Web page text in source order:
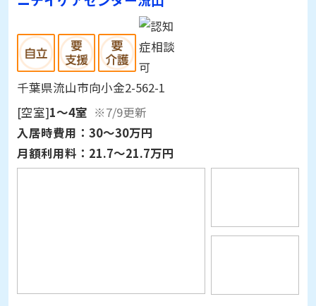
千葉県流山市向小金2-562-1
[空室]1～4室 ※7/9更新
入居時費用： 30～30万円
月額利用料： 21.7～21.7万円